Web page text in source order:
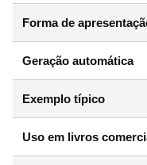
Forma de
Geração automática
Exemplo típico
Uso em livros